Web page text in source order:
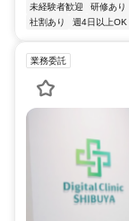
未経験者歓迎 研修あり
社割あり
週4日以上OK
業務委託